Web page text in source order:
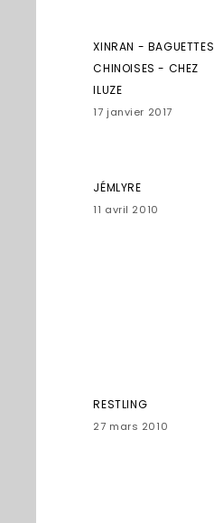
XINRAN - BAGUETTES
CHINOISES - CHEZ
ILUZE
17 janvier 2017
JÉMLYRE
11 avril 2010
RESTLING
27 mars 2010